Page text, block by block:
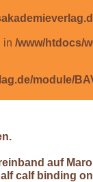
in /www/htdocs/
module/
auf
calf binding